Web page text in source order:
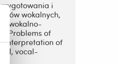
i
wokalnych,
wokalno-
Problems of
interpretation of
vocal-